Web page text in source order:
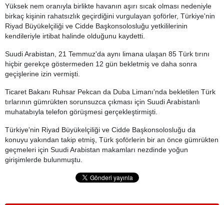
Yüksek nem oranıyla birlikte havanın aşırı sıcak olması nedeniyle
birkaç kişinin rahatsızlık geçirdiğini vurgulayan şoförler, Türkiye'nin
Riyad Büyükelçiliği ve Cidde Başkonsolosluğu yetkililerinin
kendileriyle irtibat halinde olduğunu kaydetti.
Suudi Arabistan, 21 Temmuz'da aynı limana ulaşan 85 Türk tırını
hiçbir gerekçe göstermeden 12 gün bekletmiş ve daha sonra
geçişlerine izin vermişti.
Ticaret Bakanı Ruhsar Pekcan da Duba Limanı'nda bekletilen Türk
tırlarının gümrükten sorunsuzca çıkması için Suudi Arabistanlı
muhatabıyla telefon görüşmesi gerçekleştirmişti.
Türkiye'nin Riyad Büyükelçiliği ve Cidde Başkonsolosluğu da
konuyu yakından takip etmiş, Türk şoförlerin bir an önce gümrükten
geçmeleri için Suudi Arabistan makamları nezdinde yoğun
girişimlerde bulunmuştu.